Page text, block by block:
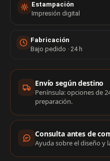
Estampación
Impresión digital
Fabricación
Bajo pedido · 24 h
Información de
Envío según destino
Península: opciones de
preparación.
Consulta antes de
Ayuda sobre el diseño y